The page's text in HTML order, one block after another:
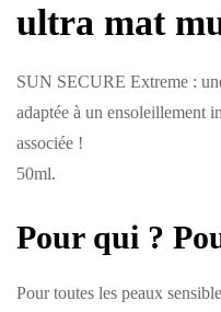
ultra mat
SUN SECURE Extreme :
adaptée à un ensoleillement
associée !
50ml.
Pour qui ?
Pour toutes les peaux